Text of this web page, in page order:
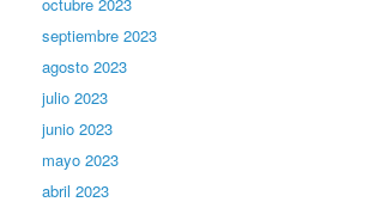
septiembre 2023
agosto 2023
julio 2023
junio 2023
mayo 2023
abril 2023